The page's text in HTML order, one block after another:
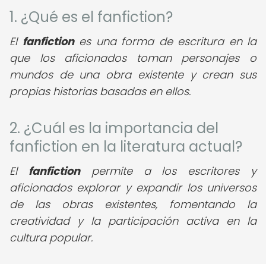
1. ¿Qué es el fanfiction?
El fanfictiones una forma de escritura en la
que los aficionados toman personajes o
mundos de una obra existente y crean sus
propias historias basadas en ellos.
2. ¿Cuál es la importancia del
fanfiction en la literatura actual?
El fanfictionpermite a los escritores y
aficionados explorar y expandir los universos
de las obras existentes, fomentando la
creatividad y la participación activa en la
cultura popular.